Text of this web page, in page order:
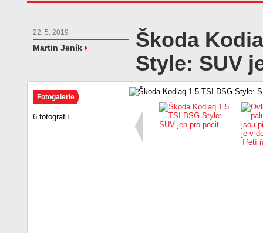
22. 5. 2019
Martin Jeník
Škoda
Style: SUV
Fotogalerie
6 fotografií